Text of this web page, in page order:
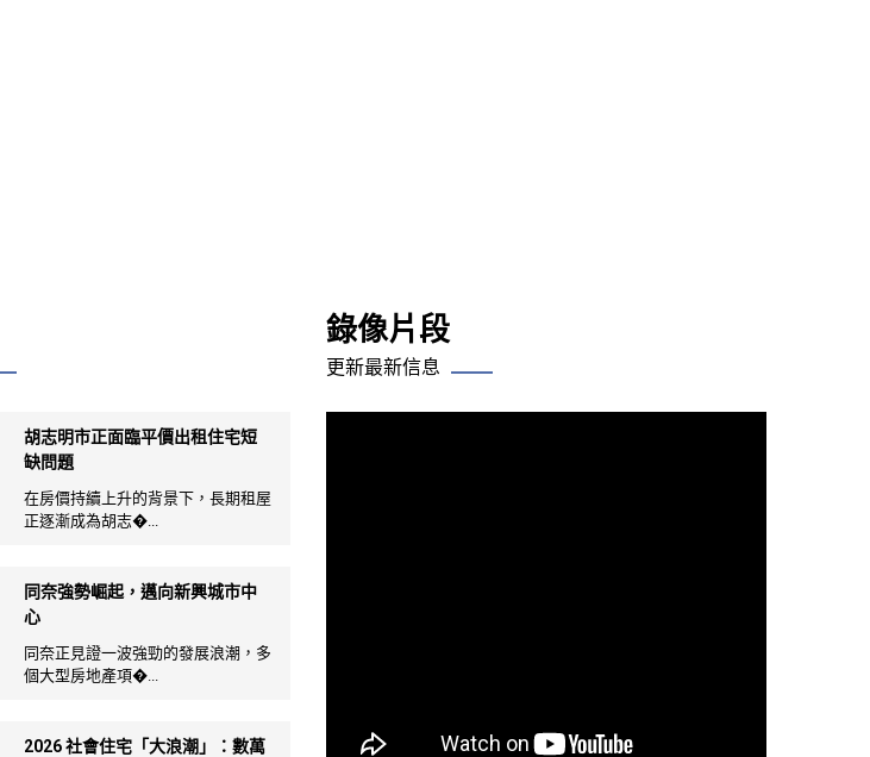
胡志明市正面臨平價出租住宅短
缺問題
在房價持續上升的背景下，長期租屋
正逐漸成為胡志�...
同奈強勢崛起，邁向新興城市中
心
同奈正見證一波強勁的發展浪潮，多
個大型房地產項�...
2026 社會住宅「大浪潮」：數萬
錄像片段
更新最新信息